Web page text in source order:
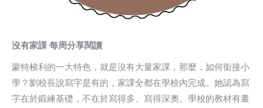
沒有家課 每周分享閱讀
蒙特梭利的一大特色，就是沒有大量家課，那麼，如何銜接小
學？劉校長說寫字是有的，家課全都在學校內完成。她認為寫
字在於鍛練基礎，不在於寫得多、寫得深奧。學校的教材有畫